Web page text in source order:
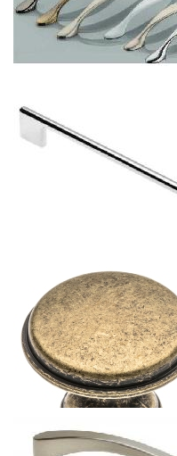
от 21 р.
РУЧКА МЕБЕЛЬНАЯ CAPRI
от 14.95р.